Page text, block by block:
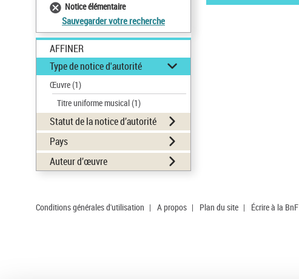
Notice élémentaire
Sauvegarder votre recherche
AFFINER
Type de notice d'autorité
Œuvre(1)
Titre uniforme musical(1)
Statut de la notice d’autorité
Pays
Auteur d’œuvre
Conditions générales d'utilisation | A propos | Plan du site | Écrire à la BnF